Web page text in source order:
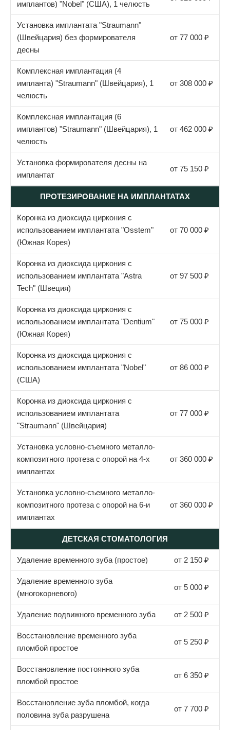
имплантов) "Nobel" (США), 1 челюсть
Установка имплантата "Straumann"
(Швейцария) без формирователя
десны
от 77 000 ₽
Комплексная имплантация (4
импланта) "Straumann" (Швейцария), 1
челюсть
от 308 000 ₽
Комплексная имплантация (6
имплантов) "Straumann" (Швейцария), 1
челюсть
от 462 000 ₽
Установка формирователя десны на
имплантат
от 75 150 ₽
ПРОТЕЗИРОВАНИЕ НА ИМПЛАНТАТАХ
Коронка из диоксида циркония с
использованием имплантата "Osstem"
(Южная Корея)
от 70 000 ₽
Коронка из диоксида циркония с
использованием имплантата "Astra
Tech" (Швеция)
от 97 500 ₽
Коронка из диоксида циркония с
использованием имплантата "Dentium"
(Южная Корея)
от 75 000 ₽
Коронка из диоксида циркония с
использованием имплантата "Nobel"
(США)
от 86 000 ₽
Коронка из диоксида циркония с
использованием имплантата
"Straumann" (Швейцария)
от 77 000 ₽
Установка условно-съемного металло-
композитного протеза с опорой на 4-х
имплантах
от 360 000 ₽
Установка условно-съемного металло-
композитного протеза с опорой на 6-и
имплантах
от 360 000 ₽
ДЕТСКАЯ СТОМАТОЛОГИЯ
Удаление временного зуба (простое) от 2 150 ₽
Удаление временного зуба
(многокорневого)
от 5 000 ₽
Удаление подвижного временного зуба от 2 500 ₽
Восстановление временного зуба
пломбой простое
от 5 250 ₽
Восстановление постоянного зуба
пломбой простое
от 6 350 ₽
Восстановление зуба пломбой, когда
половина зуба разрушена
от 7 700 ₽